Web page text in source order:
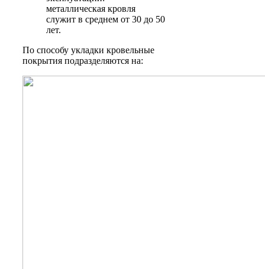
металлическая кровля
служит в среднем от 30 до 50
лет.
По способу укладки кровельные
покрытия подразделяются на: